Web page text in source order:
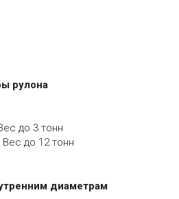
рулона
до 3 тонн
до 12 тонн
диаметрам